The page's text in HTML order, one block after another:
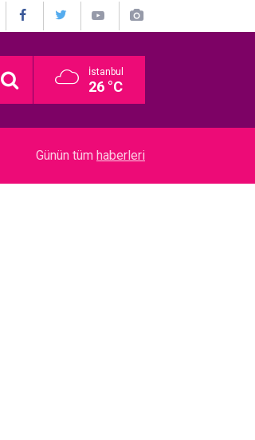
İstanbul
26 °C
KONSER ÖNCESİ FENALAŞINCA
Günün tüm haberleri